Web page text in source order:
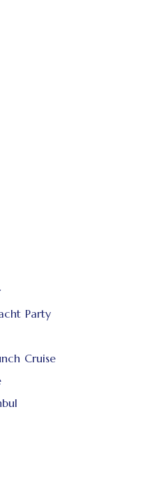
Party
Cruise